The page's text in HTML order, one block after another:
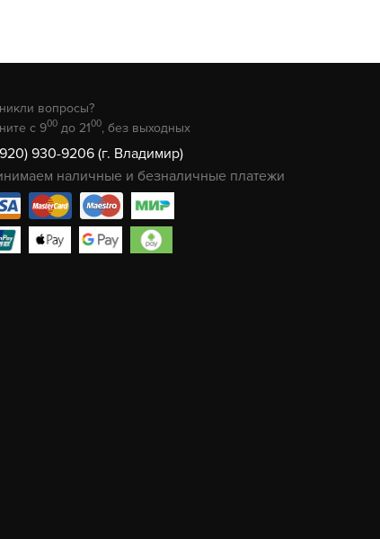
вопросы?
с 900 до 2100, без выходных
930-9206 (г. Владимир)
наличные и безналичные платежи